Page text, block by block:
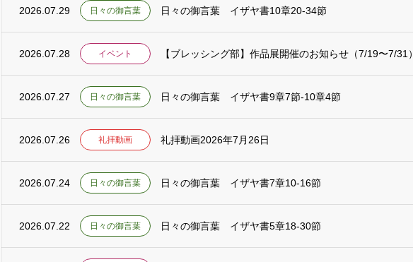
2026.07.29 日々の御言葉 日々の御言葉 イザヤ書10章20-34節
2026.07.28 イベント 【ブレッシング部】作品展開催のお知らせ（7/19〜7/31）
2026.07.27 日々の御言葉 日々の御言葉 イザヤ書9章7節-10章4節
2026.07.26 礼拝動画 礼拝動画2026年7月26日
2026.07.24 日々の御言葉 日々の御言葉 イザヤ書7章10-16節
2026.07.22 日々の御言葉 日々の御言葉 イザヤ書5章18-30節